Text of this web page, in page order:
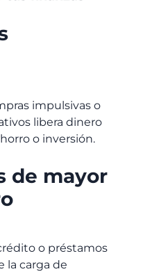
impulsivas o
libera dinero
o inversión.
de mayor
o préstamos
la carga de